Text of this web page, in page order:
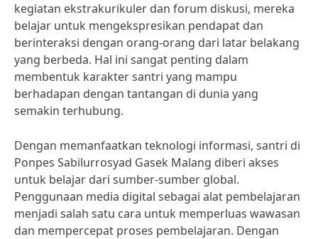
kegiatan ekstrakurikuler dan forum diskusi, mereka
belajar untuk mengekspresikan pendapat dan
berinteraksi dengan orang-orang dari latar belakang
yang berbeda. Hal ini sangat penting dalam
membentuk karakter santri yang mampu
berhadapan dengan tantangan di dunia yang
semakin terhubung.
Dengan memanfaatkan teknologi informasi, santri di
Ponpes Sabilurrosyad Gasek Malang diberi akses
untuk belajar dari sumber-sumber global.
Penggunaan media digital sebagai alat pembelajaran
menjadi salah satu cara untuk memperluas wawasan
dan mempercepat proses pembelajaran. Dengan